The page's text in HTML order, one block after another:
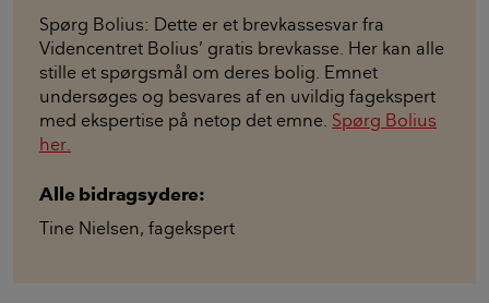
Spørg Bolius: Dette er et brevkassesvar fra
Videncentret Bolius’ gratis brevkasse. Her kan alle
stille et spørgsmål om deres bolig. Emnet
undersøges og besvares af en uvildig fagekspert
med ekspertise på netop det emne. Spørg Bolius
her.
Alle bidragsydere:
Tine Nielsen, fagekspert